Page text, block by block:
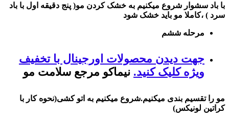
با باد سشوار شروع میکنیم به خشک کردن مو( پنج دقیقه اول با باد
سرد ) ،کاملا مو باید خشک شود
مرحله ششم
جهت دیدن محصولات اورجینال با تخفیف
ویژه کلیک کنید. نیماکو مرجع سلامت مو
مو را تقسیم بندی میکنیم.شروع میکنیم به اتو کشی(نحوه کار با
کراتین لونیکس)